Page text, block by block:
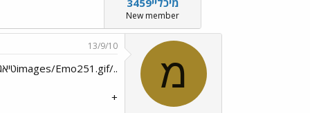
New member
מ
13/9/10
../images/Emo251.gifטיאגו וסימון../images/Emo251.gif
+